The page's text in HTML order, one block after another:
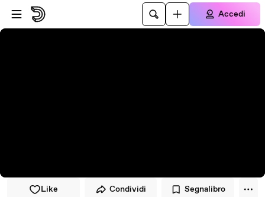
Vai al lettore
Passa al contenuto principale
Accedi
Like Condividi Segnalibro